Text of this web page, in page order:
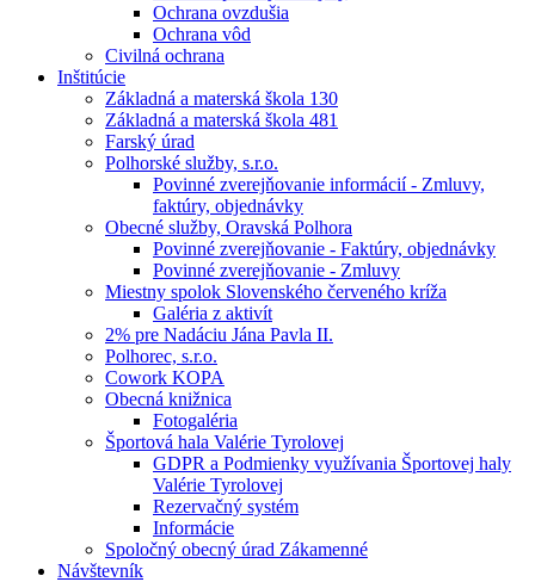
Ochrana ovzdušia
Ochrana vôd
Civilná ochrana
Inštitúcie
Základná a materská škola 130
Základná a materská škola 481
Farský úrad
Polhorské služby, s.r.o.
Povinné zverejňovanie informácií - Zmluvy,
faktúry, objednávky
Obecné služby, Oravská Polhora
Povinné zverejňovanie - Faktúry, objednávky
Povinné zverejňovanie - Zmluvy
Miestny spolok Slovenského červeného kríža
Galéria z aktivít
2% pre Nadáciu Jána Pavla II.
Polhorec, s.r.o.
Cowork KOPA
Obecná knižnica
Fotogaléria
Športová hala Valérie Tyrolovej
GDPR a Podmienky využívania Športovej haly
Valérie Tyrolovej
Rezervačný systém
Informácie
Spoločný obecný úrad Zákamenné
Návštevník